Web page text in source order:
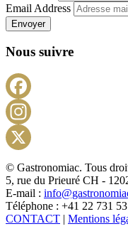
Email Address
Envoyer
Nous suivre
© Gastronomiac. Tous
5, rue du Prieuré CH -
E-mail :
Téléphone : +41 22 731
CONTACT | Mentions